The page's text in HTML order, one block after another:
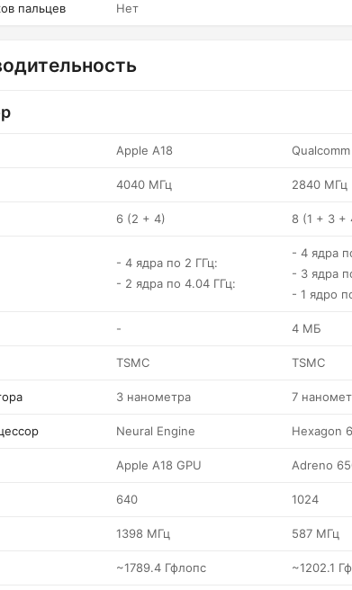
пальцев Нет
Apple A18
4040 МГц 2840 МГц
6 (2 + 4) 8 (1 + 3 +
- 4 ядра по 2 ГГц:
- 2 ядра по 4.04 ГГц:
- 4 ядра
- 3 ядра
- 1 ядро
- 4 МБ
TSMC TSMC
3 нанометра 7
Neural Engine Hexagon
Apple A18 GPU Adreno
640 1024
1398 МГц 587 МГц
~1789.4 Гфлопс ~1202.1